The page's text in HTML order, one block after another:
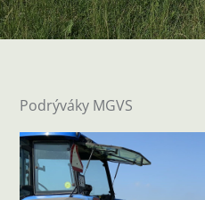
Podrýváky MGVS